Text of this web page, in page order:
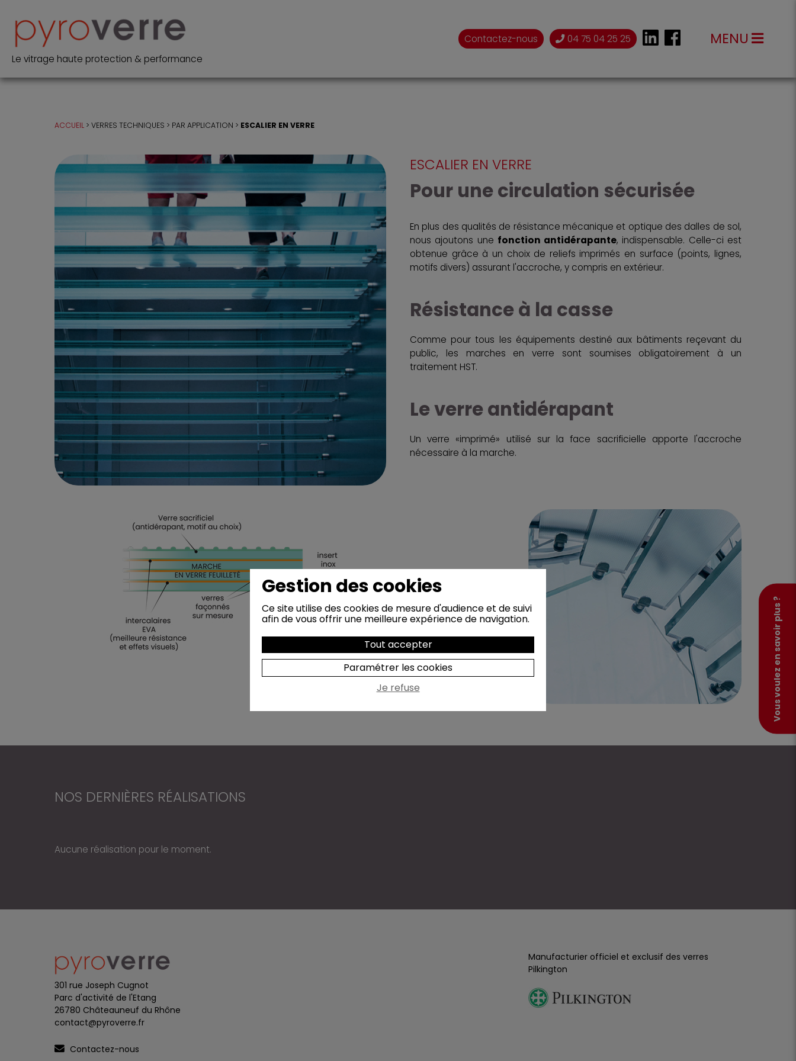
Le vitrage haute protection & performance
Contactez-nous 04 75 04 25 25 MENU
ACCUEIL VERRES TECHNIQUES PAR APPLICATION ESCALIER EN VERRE
ESCALIER EN VERRE
Pour une circulation sécurisée
En plus des qualités de résistance mécanique et optique des dalles de sol,
nous ajoutons une fonction antidérapante, indispensable. Celle-ci est
obtenue grâce à un choix de reliefs imprimés en surface (points, lignes,
motifs divers) assurant l'accroche, y compris en extérieur.
Résistance à la casse
Comme pour tous les équipements destiné aux bâtiments reçevant du
public, les marches en verre sont soumises obligatoirement à un
traitement HST.
Le verre antidérapant
Un verre «imprimé» utilisé sur la face sacrificielle apporte l'accroche
nécessaire à la marche.
NOS DERNIÈRES RÉALISATIONS
Aucune réalisation pour le moment.
301 rue Joseph Cugnot
Parc d'activité de l'Etang
26780 Châteauneuf du Rhône
contact@pyroverre.fr
Contactez-nous
Manufacturier officiel et exclusif des verres
Pilkington
Vous voulez en savoir plus ?
Gestion des cookies
Ce site utilise des cookies de mesure d'audience et de suivi
afin de vous offrir une meilleure expérience de navigation.
Tout accepter
Paramétrer les cookies
Je refuse